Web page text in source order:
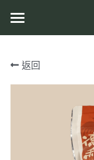
首頁
品牌介紹
溯源管理
原相工法
原草入茶
返回所有商品分類